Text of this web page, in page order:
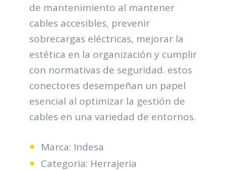
de mantenimiento al mantener
cables accesibles, prevenir
sobrecargas eléctricas, mejorar la
estética en la organización y cumplir
con normativas de seguridad. estos
conectores desempeñan un papel
esencial al optimizar la gestión de
cables en una variedad de entornos.
Marca: Indesa
Categoria: Herrajeria